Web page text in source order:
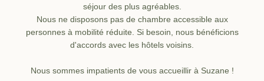
séjour des plus agréables.
Nous ne disposons pas de chambre accessible aux
personnes à mobilité réduite. Si besoin, nous bénéficions
d'accords avec les hôtels voisins.
Nous sommes impatients de vous accueillir à Suzane !